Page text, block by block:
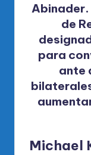
Abinader.
de
para
ante
Michael